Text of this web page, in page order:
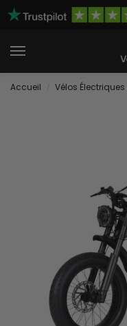
Accueil Vélos